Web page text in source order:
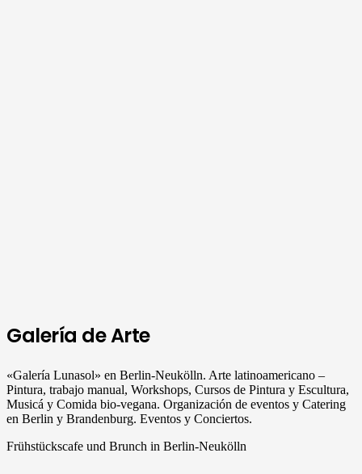
Galería de Arte
«Galería Lunasol» en Berlin-Neukölln. Arte latinoamericano –
Pintura, trabajo manual, Workshops, Cursos de Pintura y Escultura,
Musicá y Comida bio-vegana. Organización de eventos y Catering
en Berlin y Brandenburg. Eventos y Conciertos.
Frühstückscafe und Brunch in Berlin-Neukölln